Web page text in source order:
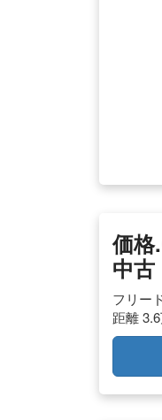
価
中
フリー
距離